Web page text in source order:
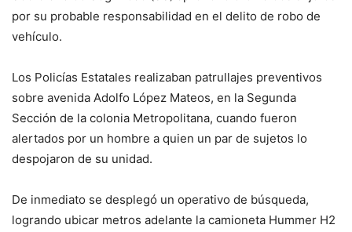
por su probable responsabilidad en el delito de robo de
vehículo.
Los Policías Estatales realizaban patrullajes preventivos
sobre avenida Adolfo López Mateos, en la Segunda
Sección de la colonia Metropolitana, cuando fueron
alertados por un hombre a quien un par de sujetos lo
despojaron de su unidad.
De inmediato se desplegó un operativo de búsqueda,
logrando ubicar metros adelante la camioneta Hummer H2